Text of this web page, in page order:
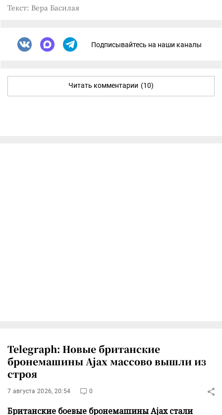
Текст: Вера Басилая
Подписывайтесь на наши каналы
Читать комментарии (10)
Telegraph: Новые британские
бронемашины Ajax массово вышли из
строя
7 августа 2026, 20:54 0
Британские боевые бронемашины Ajax стали